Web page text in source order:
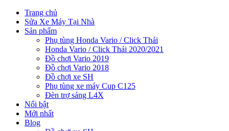
Trang chủ
Sửa Xe Máy Tại Nhà
Sản phẩm
Phụ tùng Honda Vario / Click Thái
Honda Vario / Click Thái 2020/2021
Đồ chơi Vario 2019
Đồ chơi Vario 2018
Đồ chơi xe SH
Phụ tùng xe máy Cup C125
Đèn trợ sáng L4X
Nổi bật
Mới nhất
Blog